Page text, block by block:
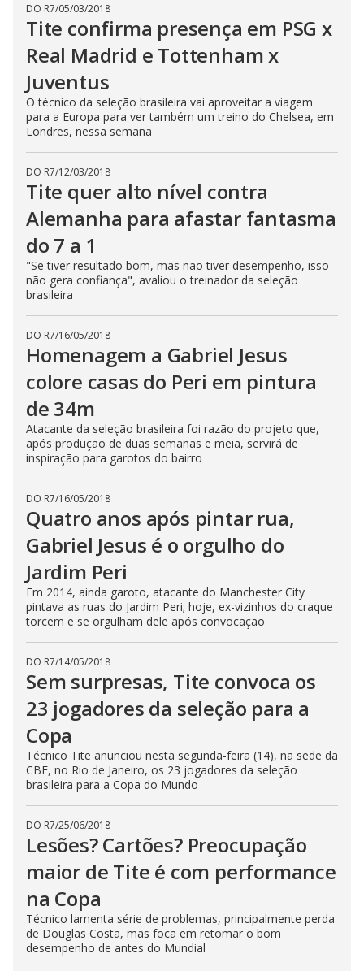
DO R7/05/03/2018
Tite confirma presença em PSG x
Real Madrid e Tottenham x
Juventus
O técnico da seleção brasileira vai aproveitar a viagem
para a Europa para ver também um treino do Chelsea, em
Londres, nessa semana
DO R7/12/03/2018
Tite quer alto nível contra
Alemanha para afastar fantasma
do 7 a 1
"Se tiver resultado bom, mas não tiver desempenho, isso
não gera confiança", avaliou o treinador da seleção
brasileira
DO R7/16/05/2018
Homenagem a Gabriel Jesus
colore casas do Peri em pintura
de 34m
Atacante da seleção brasileira foi razão do projeto que,
após produção de duas semanas e meia, servirá de
inspiração para garotos do bairro
DO R7/16/05/2018
Quatro anos após pintar rua,
Gabriel Jesus é o orgulho do
Jardim Peri
Em 2014, ainda garoto, atacante do Manchester City
pintava as ruas do Jardim Peri; hoje, ex-vizinhos do craque
torcem e se orgulham dele após convocação
DO R7/14/05/2018
Sem surpresas, Tite convoca os
23 jogadores da seleção para a
Copa
Técnico Tite anunciou nesta segunda-feira (14), na sede da
CBF, no Rio de Janeiro, os 23 jogadores da seleção
brasileira para a Copa do Mundo
DO R7/25/06/2018
Lesões? Cartões? Preocupação
maior de Tite é com performance
na Copa
Técnico lamenta série de problemas, principalmente perda
de Douglas Costa, mas foca em retomar o bom
desempenho de antes do Mundial